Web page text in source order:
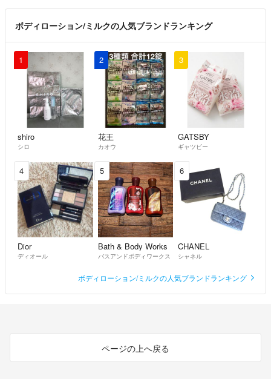
ボディローション/ミルクの人気ブランドランキング
1
shiro
シロ
2
花王
カオウ
3
GATSBY
ギャツビー
4
Dior
ディオール
5
Bath & Body Works
バスアンドボディワークス
6
CHANEL
シャネル
ボディローション/ミルクの人気ブランドランキング
ページの上へ戻る